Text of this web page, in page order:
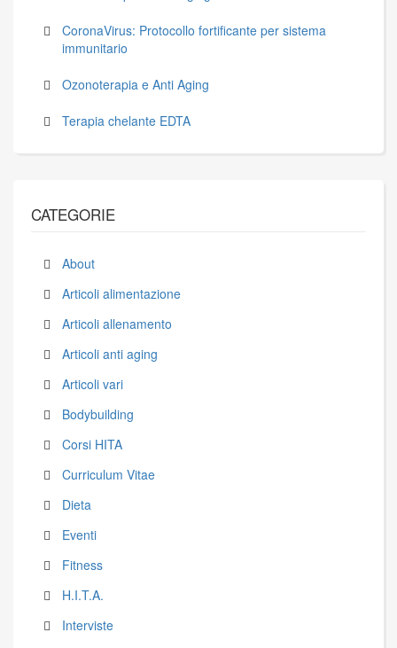
CoronaVirus: Protocollo fortificante per sistema
immunitario
Ozonoterapia e Anti Aging
Terapia chelante EDTA
CATEGORIE
About
Articoli alimentazione
Articoli allenamento
Articoli anti aging
Articoli vari
Bodybuilding
Corsi HITA
Curriculum Vitae
Dieta
Eventi
Fitness
H.I.T.A.
Interviste